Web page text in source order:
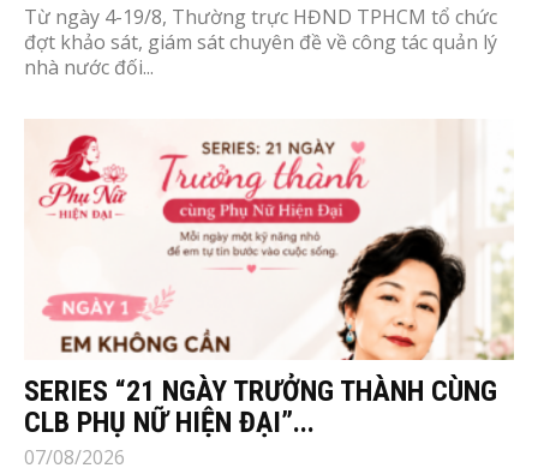
Từ ngày 4-19/8, Thường trực HĐND TPHCM tổ chức
đợt khảo sát, giám sát chuyên đề về công tác quản lý
nhà nước đối...
SERIES “21 NGÀY TRƯỞNG THÀNH CÙNG
CLB PHỤ NỮ HIỆN ĐẠI”...
07/08/2026